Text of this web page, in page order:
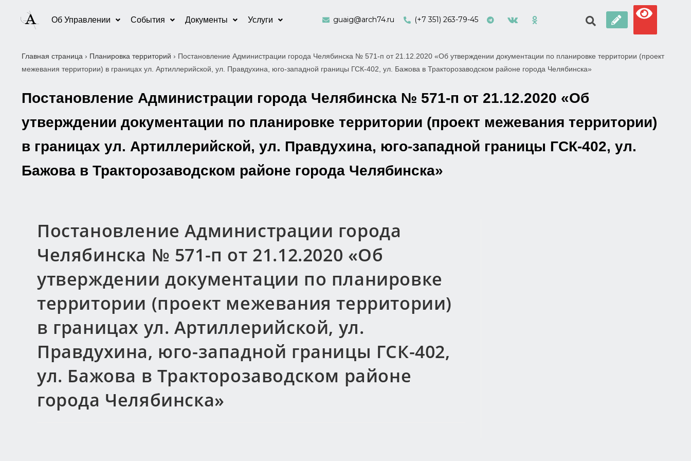
Об Управлении События Документы Услуги guaig@arch74.ru (+7 351) 263-79-45
Главная страница › Планировка территорий › Постановление Администрации города Челябинска № 571-п от 21.12.2020 «Об утверждении документации по планировке территории (проект
межевания территории) в границах ул. Артиллерийской, ул. Правдухина, юго-западной границы ГСК-402, ул. Бажова в Тракторозаводском районе города Челябинска»
Постановление Администрации города Челябинска № 571-п от 21.12.2020 «Об
утверждении документации по планировке территории (проект межевания территории)
в границах ул. Артиллерийской, ул. Правдухина, юго-западной границы ГСК-402, ул.
Бажова в Тракторозаводском районе города Челябинска»
Постановление Администрации города
Челябинска № 571-п от 21.12.2020 «Об
утверждении документации по планировке
территории (проект межевания территории)
в границах ул. Артиллерийской, ул.
Правдухина, юго-западной границы ГСК-402,
ул. Бажова в Тракторозаводском районе
города Челябинска»